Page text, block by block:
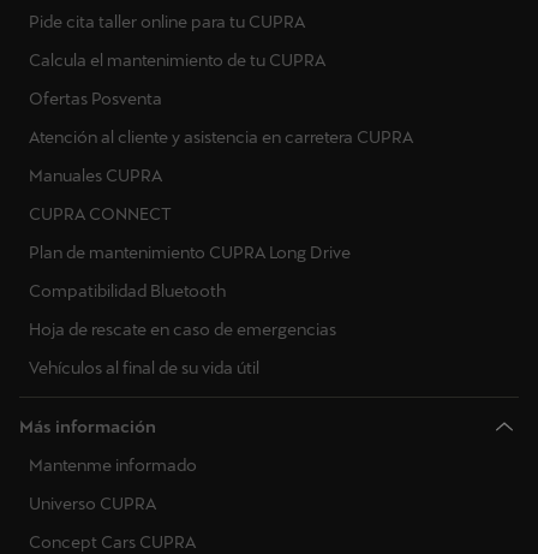
Pide cita taller online para tu CUPRA
Calcula el mantenimiento de tu CUPRA
Ofertas Posventa
Atención al cliente y asistencia en carretera CUPRA
Manuales CUPRA
CUPRA CONNECT
Plan de mantenimiento CUPRA Long Drive
Compatibilidad Bluetooth
Hoja de rescate en caso de emergencias
Vehículos al final de su vida útil
Más información
Mantenme informado
Universo CUPRA
Concept Cars CUPRA